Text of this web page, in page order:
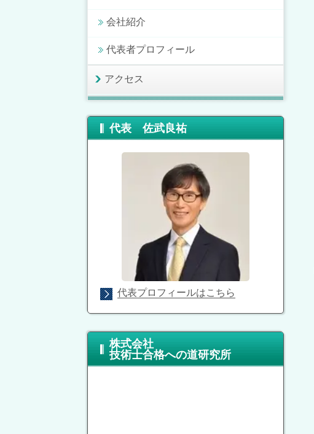
会社紹介
代表者プロフィール
アクセス
代表 佐武良祐
代表プロフィールはこちら
株式会社
技術士合格への道研究所